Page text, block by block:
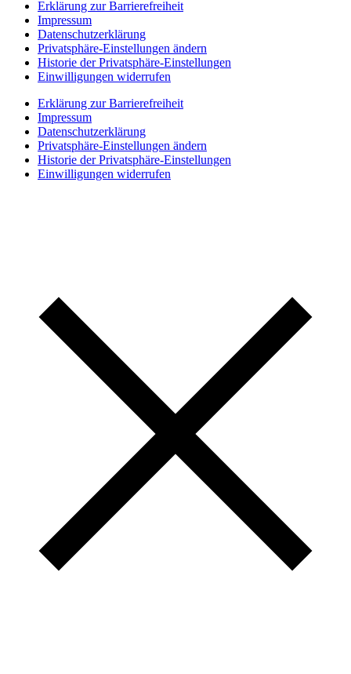
Erklärung zur Barrierefreiheit
Impressum
Datenschutzerklärung
Privatsphäre-Einstellungen ändern
Historie der Privatsphäre-Einstellungen
Einwilligungen widerrufen
Erklärung zur Barrierefreiheit
Impressum
Datenschutzerklärung
Privatsphäre-Einstellungen ändern
Historie der Privatsphäre-Einstellungen
Einwilligungen widerrufen